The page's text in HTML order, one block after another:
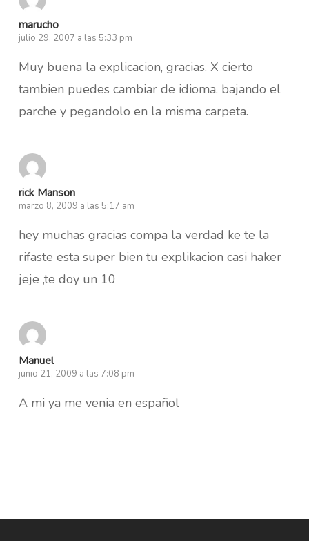
marucho
julio 29, 2007 a las 5:33 pm
Muy buena la explicacion, gracias. X cierto
tambien puedes cambiar de idioma. bajando el
parche y pegandolo en la misma carpeta.
rick Manson
marzo 8, 2009 a las 5:17 am
hey muchas gracias compa la verdad ke te la
rifaste esta super bien tu explikacion casi haker
jeje ,te doy un 10
Manuel
junio 21, 2009 a las 7:08 pm
A mi ya me venia en español